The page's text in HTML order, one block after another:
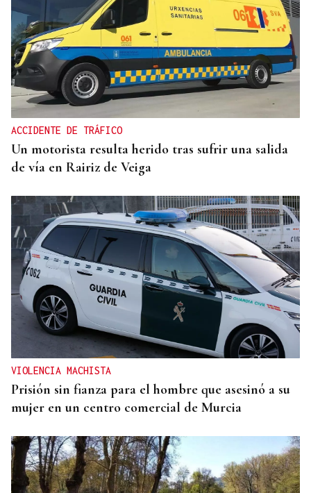
A TODA VELOCIDAD
Vídeo | Así fue el espectacular salto de “Cohete”
Suárez en el Rally Rías Baixas que dejó sin
respiración a los aficionados
ACCIDENTE DE TRÁFICO
Un motorista resulta herido tras sufrir una salida
de vía en Rairiz de Veiga
VIOLENCIA MACHISTA
Prisión sin fianza para el hombre que asesinó a su
mujer en un centro comercial de Murcia